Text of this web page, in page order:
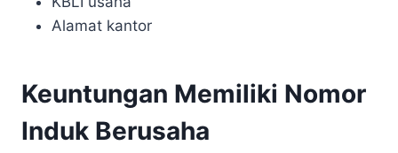
Alamat kantor
Keuntungan Memiliki Nomor
Induk Berusaha